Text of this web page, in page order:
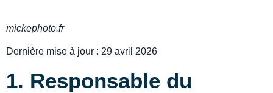
mickephoto.fr
Dernière mise à jour : 29 avril 2026
1. Responsable du